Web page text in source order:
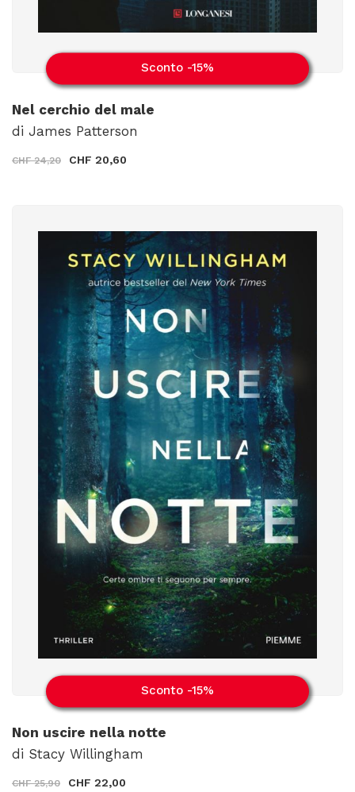
Sconto -15%
Nel cerchio del male
di James Patterson
CHF 24,20 CHF 20,60
Sconto -15%
Non uscire nella notte
di Stacy Willingham
CHF 25,90 CHF 22,00